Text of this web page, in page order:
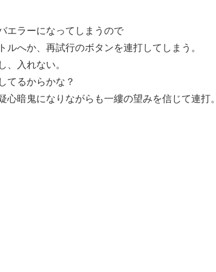
エラーになってしまうので
ルへか、再試行のボタンを連打してしまう。
、入れない。
てるからかな？
心暗鬼になりながらも一縷の望みを信じて連打。